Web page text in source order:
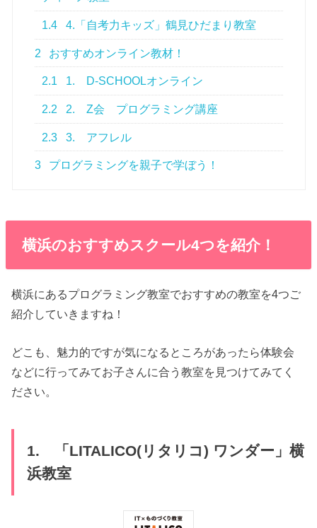
1.4 4.「自考力キッズ」鶴見ひだまり教室
2 おすすめオンライン教材！
2.1 1. D-SCHOOLオンライン
2.2 2. Z会 プログラミング講座
2.3 3. アフレル
3 プログラミングを親子で学ぼう！
横浜のおすすめスクール4つを紹介！
横浜にあるプログラミング教室でおすすめの教室を4つご
紹介していきますね！
どこも、魅力的ですが気になるところがあったら体験会
などに行ってみてお子さんに合う教室を見つけてみてく
ださい。
1. 「LITALICO(リタリコ) ワンダー」横
浜教室